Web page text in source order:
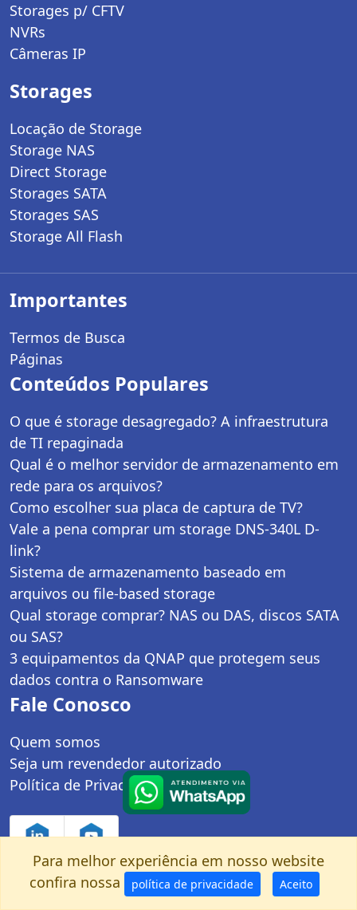
Storages p/ CFTV
NVRs
Câmeras IP
Storages
Locação de Storage
Storage NAS
Direct Storage
Storages SATA
Storages SAS
Storage All Flash
Importantes
Termos de Busca
Páginas
Conteúdos Populares
O que é storage desagregado? A infraestrutura
de TI repaginada
Qual é o melhor servidor de armazenamento em
rede para os arquivos?
Como escolher sua placa de captura de TV?
Vale a pena comprar um storage DNS-340L D-
link?
Sistema de armazenamento baseado em
arquivos ou file-based storage
Qual storage comprar? NAS ou DAS, discos SATA
ou SAS?
3 equipamentos da QNAP que protegem seus
dados contra o Ransomware
Fale Conosco
Quem somos
Seja um revendedor autorizado
Política de Privacidade
Controle Net Tecnologia LTDA | CNPJ:
Para melhor experiência em nosso website
confira nossa
política de privacidade Aceito